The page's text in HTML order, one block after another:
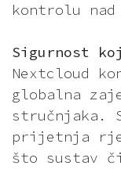
kontrolu nad
Sigurnost
Nextcloud
globalna
stručnjaka.
prijetnja
što sustav